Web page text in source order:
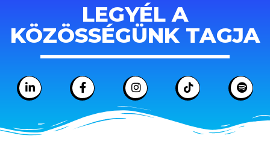
LEGYÉL A
KÖZÖSSÉGÜNK TAGJA